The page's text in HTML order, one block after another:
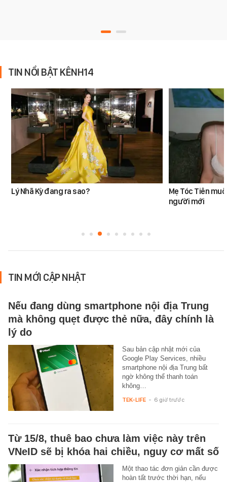
TIN NỔI BẬT KÊNH14
Lý Nhã Kỳ đang ra sao?
Mẹ Tóc Tiên
người mới
TIN MỚI CẬP NHẬT
Nếu đang dùng smartphone nội địa Trung
mà không quẹt được thẻ nữa, đây chính là
lý do
Sau bản cập nhật mới của
Google Play Services, nhiều
smartphone nội địa Trung bất
ngờ không thể thanh toán
không…
TEK-LIFE - 6 giờ trước
Từ 15/8, thuê bao chưa làm việc này trên
VNeID sẽ bị khóa hai chiều, nguy cơ mất số
Một thao tác đơn giản cần được
hoàn tất trước thời hạn, nếu